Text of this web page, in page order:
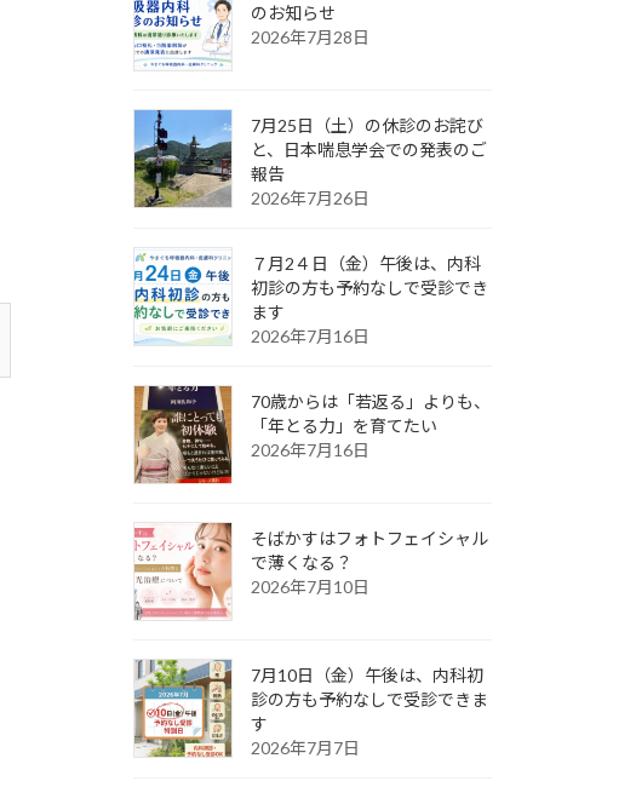
のお知らせ
2026年7月28日
7月25日（土）の休診のお詫び
と、日本喘息学会での発表のご
報告
2026年7月26日
７月2４日（金）午後は、内科
初診の方も予約なしで受診でき
ます
2026年7月16日
70歳からは「若返る」よりも、
「年とる力」を育てたい
2026年7月16日
そばかすはフォトフェイシャル
で薄くなる？
2026年7月10日
7月10日（金）午後は、内科初
診の方も予約なしで受診できま
す
2026年7月7日